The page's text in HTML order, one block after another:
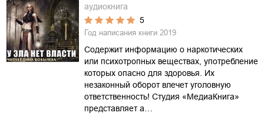
аудиокнига
5
Год написания книги 2019
Содержит информацию о наркотических
или психотропных веществах, употребление
которых опасно для здоровья. Их
незаконный оборот влечет уголовную
ответственность! Студия «МедиаКнига»
представляет а…